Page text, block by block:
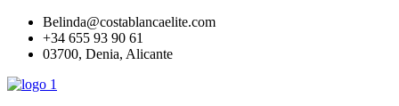
naar
Belinda@costablancaelite.com
+34 655 93 90 61​
03700, Denia, Alicante​